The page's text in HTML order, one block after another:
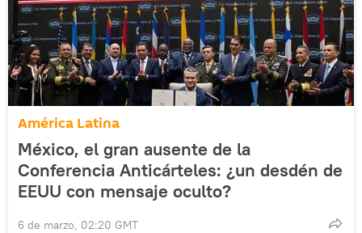
América Latina
México, el gran ausente de la
Conferencia Anticárteles: ¿un desdén de
EEUU con mensaje oculto?
6 de marzo, 02:20 GMT